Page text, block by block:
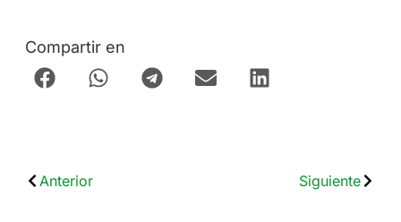
Compartir en
Anterior Siguiente